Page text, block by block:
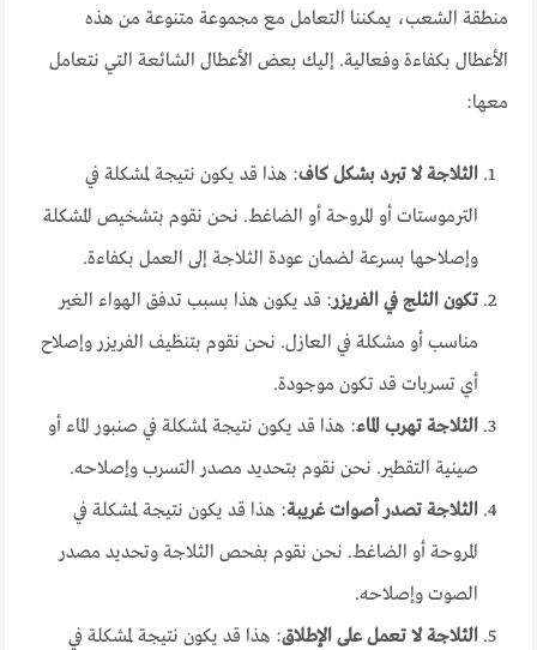
منطقة الشعب، يمكننا التعامل مع مجموعة متنوعة من هذه
الأعطال بكفاءة وفعالية. إليك بعض الأعطال الشائعة التي نتعامل
معها:
الثلاجة لا تبرد بشكل كاف: هذا قد يكون نتيجة لمشكلة في
الترموستات أو المروحة أو الضاغط. نحن نقوم بتشخيص المشكلة
وإصلاحها بسرعة لضمان عودة الثلاجة إلى العمل بكفاءة.
تكون الثلج في الفريزر: قد يكون هذا بسبب تدفق الهواء الغير
مناسب أو مشكلة في العازل. نحن نقوم بتنظيف الفريزر وإصلاح
أي تسربات قد تكون موجودة.
الثلاجة تهرب الماء: هذا قد يكون نتيجة لمشكلة في صنبور الماء أو
صينية التقطير. نحن نقوم بتحديد مصدر التسرب وإصلاحه.
الثلاجة تصدر أصوات غريبة: هذا قد يكون نتيجة لمشكلة في
المروحة أو الضاغط. نحن نقوم بفحص الثلاجة وتحديد مصدر
الصوت وإصلاحه.
الثلاجة لا تعمل على الإطلاق: هذا قد يكون نتيجة لمشكلة في